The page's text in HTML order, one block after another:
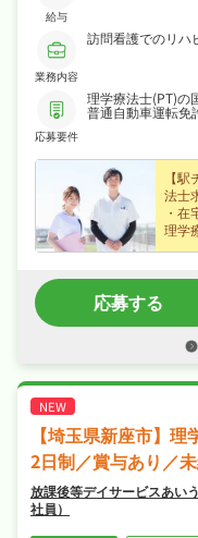
給与
業務内容
訪問看護でのリハ
応募要件
理学療法士(PT)の
普通自動車運転免
【
法士
・
理学
分）
・月
格
好
や
・各
応募する
【埼玉県新座市】
2日制／賞与あり／
放課後等デイサービスあい
社員）